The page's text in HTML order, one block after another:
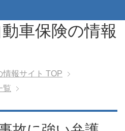
車保険の情報
報サイト TOP
覧